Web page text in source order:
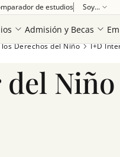
de estudios Soy...
Admisión y Becas
Derechos del Niño I+D